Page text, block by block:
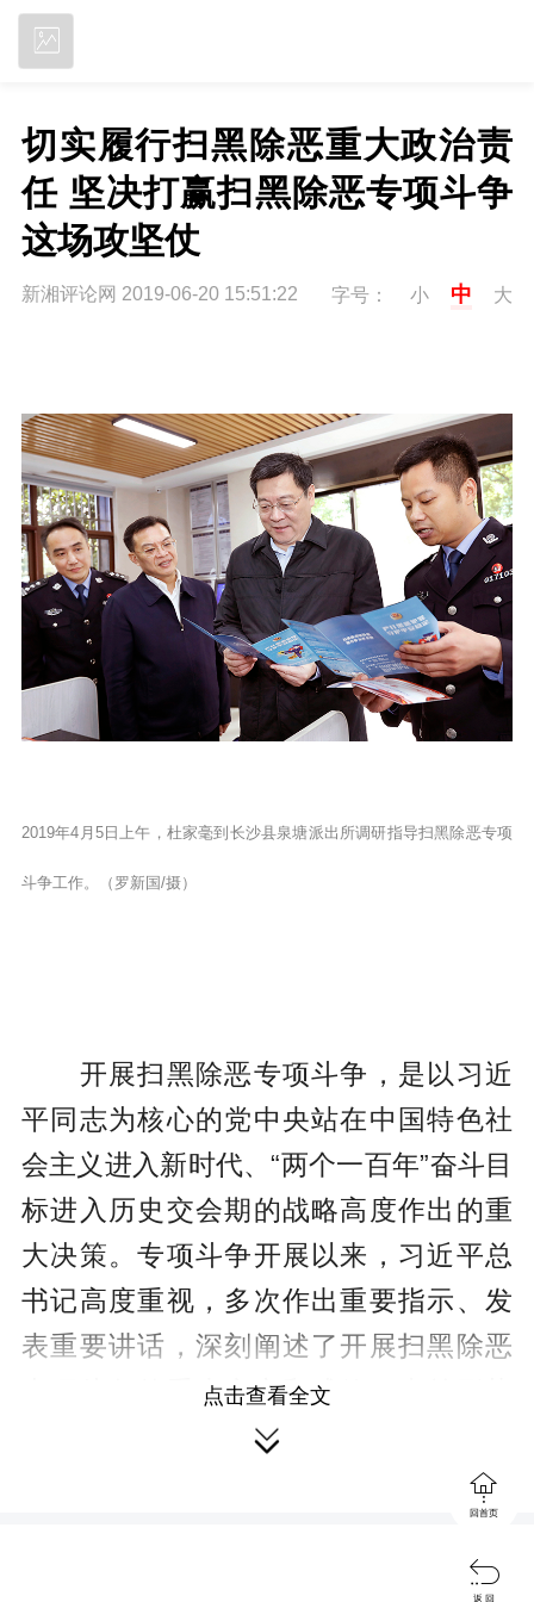
切实履行扫黑除恶重大政治责
任 坚决打赢扫黑除恶专项斗争
这场攻坚仗
新湘评论网 2019-06-20 15:51:22 字号： 小 中 大
2019年4月5日上午，杜家毫到长沙县泉塘派出所调研指导扫黑除恶专项
斗争工作。（罗新国/摄）
开展扫黑除恶专项斗争，是以习近
平同志为核心的党中央站在中国特色社
会主义进入新时代、“两个一百年”奋斗目
标进入历史交会期的战略高度作出的重
大决策。专项斗争开展以来，习近平总
书记高度重视，多次作出重要指示、发
表重要讲话，深刻阐述了开展扫黑除恶
专项斗争的重大意义和成效、当前形势
和任务、下步思路和举措，彰显了以习
近平同志为核心的党中央对治国安邦的
战略谋划、对人民福祉的深情关切、对
执政根基的长远考量。我们要认真学习
点击查看全文


回首页

返 回